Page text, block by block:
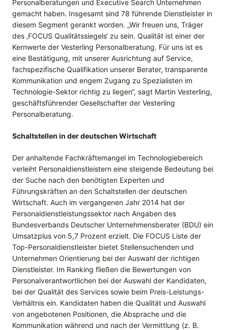
Personalberatungen und Executive Search Unternehmen
gemacht haben. Insgesamt sind 78 führende Dienstleister in
diesem Segment gerankt worden. „Wir freuen uns, Träger
des ‚FOCUS Qualitätssiegels‘ zu sein. Qualität ist einer der
Kernwerte der Vesterling Personalberatung. Für uns ist es
eine Bestätigung, mit unserer Ausrichtung auf Service,
fachspezifische Qualifikation unserer Berater, transparente
Kommunikation und engem Zugang zu Spezialisten im
Technologie-Sektor richtig zu liegen“, sagt Martin Vesterling,
geschäftsführender Gesellschafter der Vesterling
Personalberatung.
Schaltstellen in der deutschen Wirtschaft
Der anhaltende Fachkräftemangel im Technologiebereich
verleiht Personaldienstleistern eine steigende Bedeutung bei
der Suche nach den benötigten Experten und
Führungskräften an den Schaltstellen der deutschen
Wirtschaft. Auch im vergangenen Jahr 2014 hat der
Personaldienstleistungssektor nach Angaben des
Bundesverbands Deutscher Unternehmensberater (BDU) ein
Umsatzplus von 5,7 Prozent erzielt. Die FOCUS Liste der
Top-Personaldienstleister bietet Stellensuchenden und
Unternehmen Orientierung bei der Auswahl der richtigen
Dienstleister. Im Ranking fließen die Bewertungen von
Personalverantwortlichen bei der Auswahl der Kandidaten,
bei der Qualität des Services sowie beim Preis-Leistungs-
Verhältnis ein. Kandidaten haben die Qualität und Auswahl
von angebotenen Positionen, die Absprache und die
Kommunikation während und nach der Vermittlung (z. B.